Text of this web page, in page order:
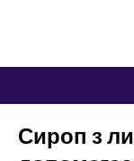
Сироп з